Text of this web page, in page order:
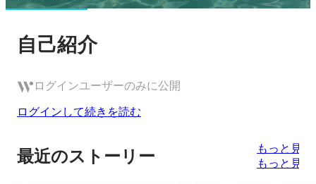
自己紹介
ログインユーザーのみに公開
ログインして続きを読む
最近のストーリー
もっと見る
もっと見る